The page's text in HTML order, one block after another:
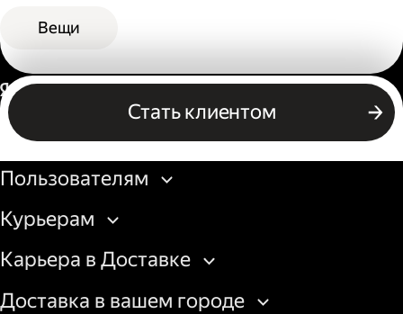
Вещи
Стать клиентом
Россия
Бизнесу
Пользователям
Курьерам
Карьера в Доставке
Доставка в вашем городе